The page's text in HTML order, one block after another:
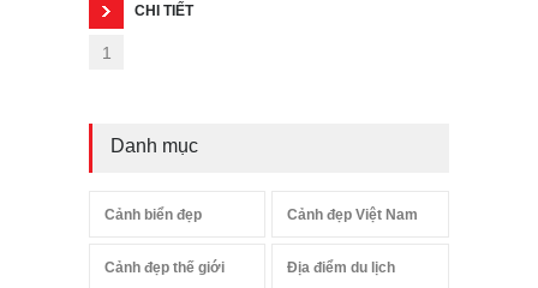
CHI TIẾT
1
Danh mục
Cảnh biển đẹp Cảnh đẹp Việt Nam
Cảnh đẹp thế giới Địa điểm du lịch